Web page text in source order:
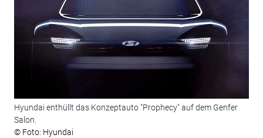
Hyundai enthüllt das Konzeptauto "Prophecy" auf dem Genfer
Salon.
© Foto: Hyundai